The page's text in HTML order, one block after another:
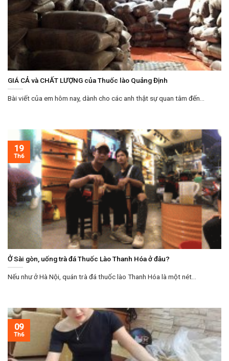
GIÁ CẢ và CHẤT LƯỢNG của Thuốc lào Quảng Định
Bài viết của em hôm nay, dành cho các anh thật sự quan tâm đến...
Ở Sài gòn, uống trà đá Thuốc Lào Thanh Hóa ở đâu?
Nếu như ở Hà Nội, quán trà đá thuốc lào Thanh Hóa là một nét...
19
Th6
09
Th6